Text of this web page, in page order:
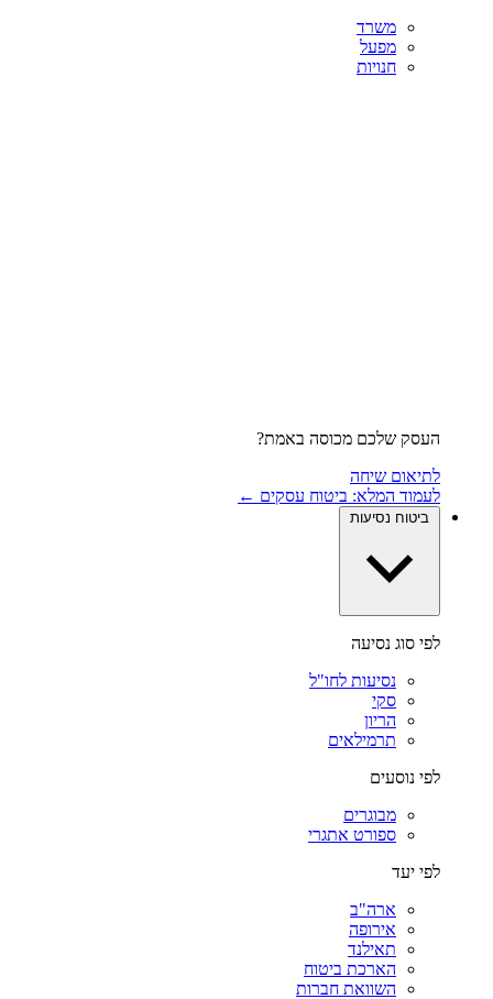
משרד
מפעל
חנויות
העסק שלכם מכוסה באמת?
לתיאום שיחה
לעמוד המלא: ביטוח עסקים ←
ביטוח נסיעות
לפי סוג נסיעה
נסיעות לחו"ל
סקי
הריון
תרמילאים
לפי נוסעים
מבוגרים
ספורט אתגרי
לפי יעד
ארה"ב
אירופה
תאילנד
הארכת ביטוח
השוואת חברות